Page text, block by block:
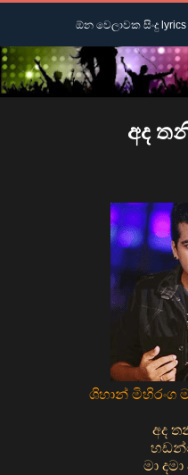
අද
ශිහාන් මිහිරංග
අද
මා
ඕන වෙලාවක සිංදු